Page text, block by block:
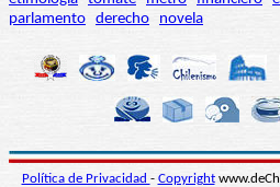
parlamento derecho novela
Política de Privacidad - Copyright